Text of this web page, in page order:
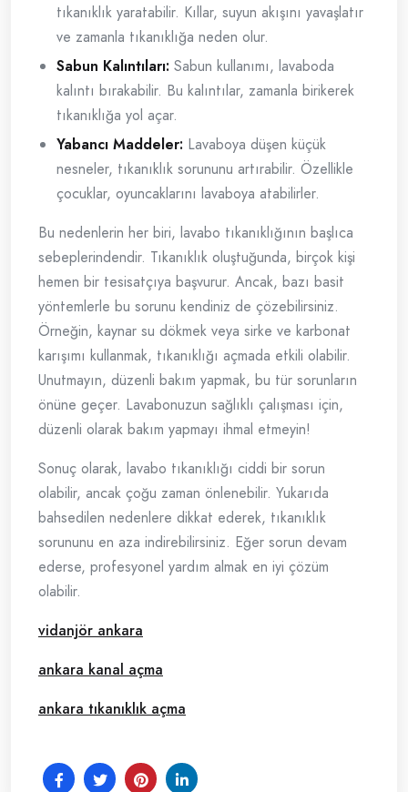
tıkanıklık yaratabilir. Kıllar, suyun akışını yavaşlatır
ve zamanla tıkanıklığa neden olur.
Sabun Kalıntıları: Sabun kullanımı, lavaboda
kalıntı bırakabilir. Bu kalıntılar, zamanla birikerek
tıkanıklığa yol açar.
Yabancı Maddeler: Lavaboya düşen küçük
nesneler, tıkanıklık sorununu artırabilir. Özellikle
çocuklar, oyuncaklarını lavaboya atabilirler.
Bu nedenlerin her biri, lavabo tıkanıklığının başlıca
sebeplerindendir. Tıkanıklık oluştuğunda, birçok kişi
hemen bir tesisatçıya başvurur. Ancak, bazı basit
yöntemlerle bu sorunu kendiniz de çözebilirsiniz.
Örneğin, kaynar su dökmek veya sirke ve karbonat
karışımı kullanmak, tıkanıklığı açmada etkili olabilir.
Unutmayın, düzenli bakım yapmak, bu tür sorunların
önüne geçer. Lavabonuzun sağlıklı çalışması için,
düzenli olarak bakım yapmayı ihmal etmeyin!
Sonuç olarak, lavabo tıkanıklığı ciddi bir sorun
olabilir, ancak çoğu zaman önlenebilir. Yukarıda
bahsedilen nedenlere dikkat ederek, tıkanıklık
sorununu en aza indirebilirsiniz. Eğer sorun devam
ederse, profesyonel yardım almak en iyi çözüm
olabilir.
vidanjör ankara
ankara kanal açma
ankara tıkanıklık açma